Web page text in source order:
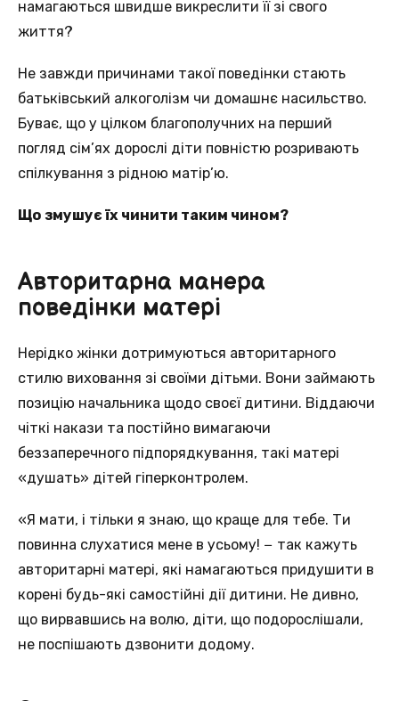
намагаються швидше викреслити її зі свого
життя?
Не завжди причинами такої поведінки стають
батьківський алкоголізм чи домашнє насильство.
Буває, що у цілком благополучних на перший
погляд сім’ях дорослі діти повністю розривають
спілкування з рідною матір’ю.
Що змушує їх чинити таким чином?
Авторитарна манера
поведінки матері
Нерідко жінки дотримуються авторитарного
стилю виховання зі своїми дітьми. Вони займають
позицію начальника щодо своєї дитини. Віддаючи
чіткі накази та постійно вимагаючи
беззаперечного підпорядкування, такі матері
«душать» дітей гіперконтролем.
«Я мати, і тільки я знаю, що краще для тебе. Ти
повинна слухатися мене в усьому! − так кажуть
авторитарні матері, які намагаються придушити в
корені будь-які самостійні дії дитини. Не дивно,
що вирвавшись на волю, діти, що подорослішали,
не поспішають дзвонити додому.